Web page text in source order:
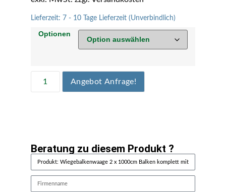
Lieferzeit: 7 - 10 Tage Lieferzeit (Unverbindlich)
Optionen
Angebot Anfrage!
Beratung zu diesem Produkt ?